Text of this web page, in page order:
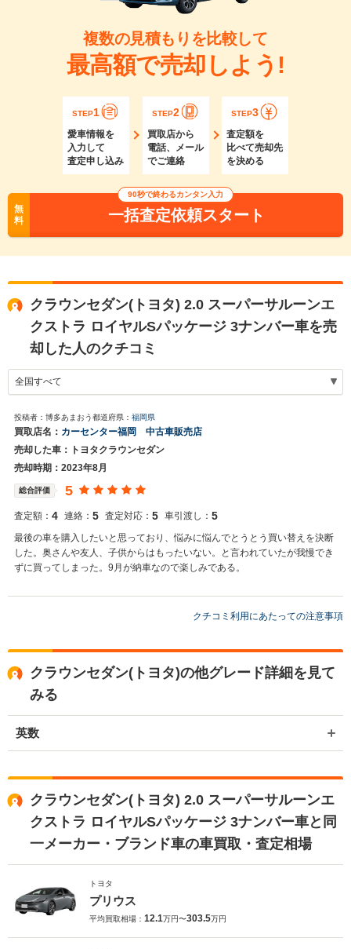
複数の見積もりを比較して
最高額で売却しよう!
STEP1
愛車情報を
入力して
査定申し込み
STEP2
買取店から
電話、メール
でご連絡
STEP3
査定額を
比べて売却先
を決める
無
料
90秒で終わるカンタン入力
一括査定依頼スタート
クラウンセダン(トヨタ) 2.0 スーパーサルーンエ
クストラ ロイヤルSパッケージ 3ナンバー車を売
却した人のクチコミ
投稿者：博多あまおう都道府県： 福岡県
買取店名： カーセンター福岡 中古車販売店
売却した車：トヨタクラウンセダン
売却時期：2023年8月
総合評価 5
査定額： 4 連絡： 5 査定対応： 5 車引渡し： 5
最後の車を購入したいと思っており、悩みに悩んでとうとう買い替えを決断
した。奥さんや友人、子供からはもったいない。と言われていたが我慢でき
ずに買ってしまった。9月が納車なので楽しみである。
クチコミ利用にあたっての注意事項
クラウンセダン(トヨタ)の他グレード詳細を見て
みる
英数
クラウンセダン(トヨタ) 2.0 スーパーサルーンエ
クストラ ロイヤルSパッケージ 3ナンバー車と同
一メーカー・ブランド車の車買取・査定相場
トヨタ
プリウス
平均買取相場： 12.1万円〜303.5万円